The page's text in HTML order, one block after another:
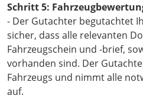
Schritt 5:
- Der Gutachter begutachtet
sicher, dass alle relevanten
Fahrzeugschein und -brief,
vorhanden sind. Der
Fahrzeugs und nimmt alle
auf.